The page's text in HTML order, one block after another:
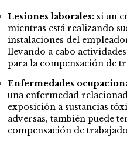
Lesiones laborales: si un
mientras está realizando
instalaciones del
llevando a cabo
para la compensación de
Enfermedades
una enfermedad
exposición a sustancias
adversas, también puede
compensación de